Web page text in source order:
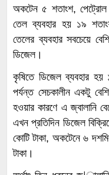
অকটেন ৫ শতাংশ, পেট্রোল
তেল ব্যবহার হয় ১৯
তেলের ব্যবহার সবচেয়ে
ডিজেল।
কৃষিতে ডিজেল ব্যবহার
পর্যন্ত সেচকালীন একটু
হওয়ার কারণে এ জ্বালানি
এখন প্রতিদিন ডিজেল
কোটি টাকা, অকটেনে ৬
টাকা।